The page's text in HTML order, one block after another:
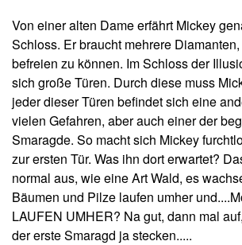
Von einer alten Dame erfährt Mickey
Schloss. Er braucht mehrere
befreien zu können. Im Schloss der
sich große Türen. Durch diese muss
jeder dieser Türen befindet sich eine
vielen Gefahren, aber auch einer der
Smaragde. So macht sich Mickey
zur ersten Tür. Was ihn dort erwartet?
normal aus, wie eine Art Wald, es
Bäumen und Pilze laufen umher
LAUFEN UMHER? Na gut, dann mal
der erste Smaragd ja stecken.....